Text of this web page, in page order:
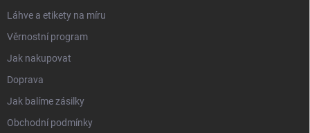
Láhve a etikety na míru
Věrnostní program
Jak nakupovat
Doprava
Jak balíme zásilky
Obchodní podmínky